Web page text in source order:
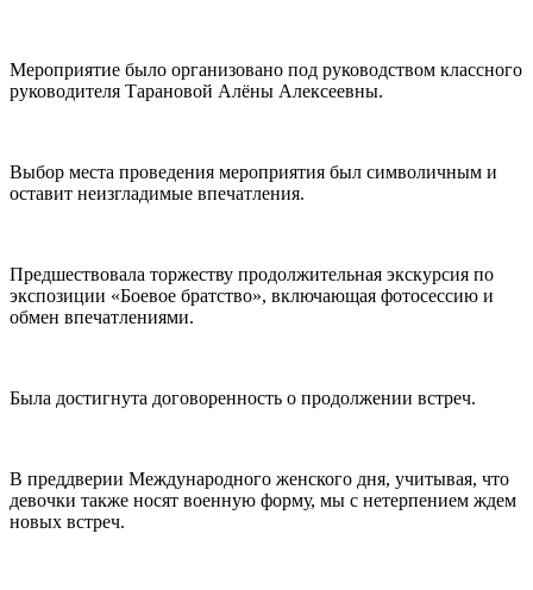
Мероприятие было организовано под руководством классного
руководителя Тарановой Алёны Алексеевны.
Выбор места проведения мероприятия был символичным и
оставит неизгладимые впечатления.
Предшествовала торжеству продолжительная экскурсия по
экспозиции «Боевое братство», включающая фотосессию и
обмен впечатлениями.
Была достигнута договоренность о продолжении встреч.
В преддверии Международного женского дня, учитывая, что
девочки также носят военную форму, мы с нетерпением ждем
новых встреч.